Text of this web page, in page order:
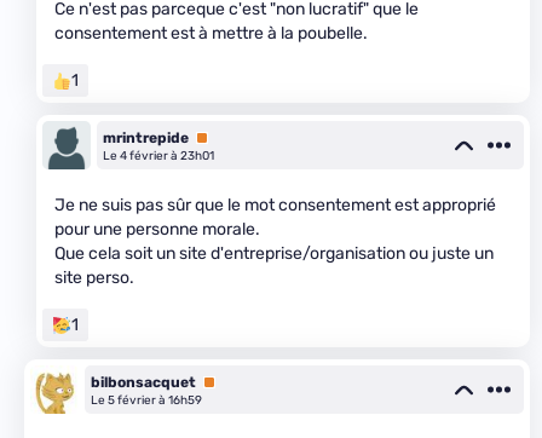
Ce n'est pas parceque c'est "non lucratif" que le
consentement est à mettre à la poubelle.
1
mrintrepide Premium
Le 4 février à 23h01
Je ne suis pas sûr que le mot consentement est approprié
pour une personne morale.
Que cela soit un site d'entreprise/organisation ou juste un
site perso.
1
bilbonsacquet Premium
Le 5 février à 16h59